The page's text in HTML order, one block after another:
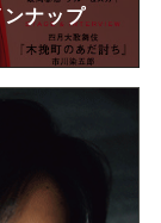
ンナップ